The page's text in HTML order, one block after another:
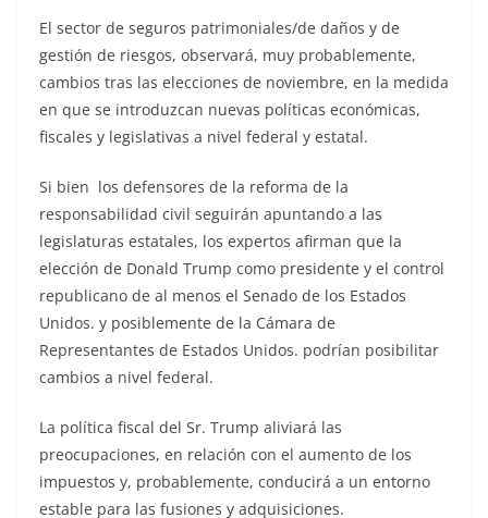
El sector de seguros patrimoniales/de daños y de
gestión de riesgos, observará, muy probablemente,
cambios tras las elecciones de noviembre, en la medida
en que se introduzcan nuevas políticas económicas,
fiscales y legislativas a nivel federal y estatal.
Si bien los defensores de la reforma de la
responsabilidad civil seguirán apuntando a las
legislaturas estatales, los expertos afirman que la
elección de Donald Trump como presidente y el control
republicano de al menos el Senado de los Estados
Unidos. y posiblemente de la Cámara de
Representantes de Estados Unidos. podrían posibilitar
cambios a nivel federal.
La política fiscal del Sr. Trump aliviará las
preocupaciones, en relación con el aumento de los
impuestos y, probablemente, conducirá a un entorno
estable para las fusiones y adquisiciones.